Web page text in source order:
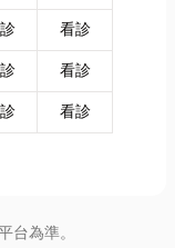
看診
看診
看診
台為準。